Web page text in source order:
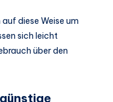
diese Weise um
sich leicht
über den